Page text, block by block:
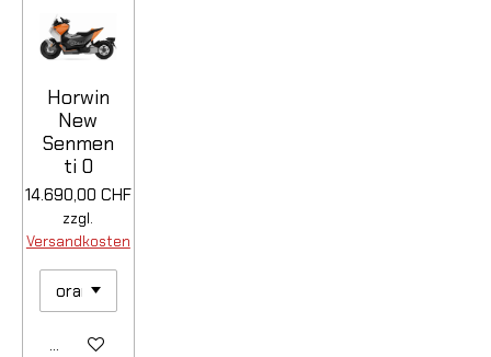
Horwin
New
Senmen
ti 0
14.690,00 CHF
zzgl.
Versandkosten
Details anzeigen